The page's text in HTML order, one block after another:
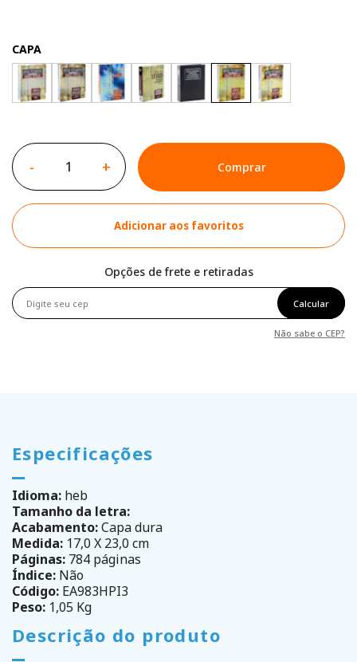
CAPA
- + Comprar
Adicionar aos favoritos
Opções de frete e retiradas
Calcular
Não sabe o CEP?
Especificações
Idioma: heb
Tamanho da letra:
Acabamento:Capa dura
Medida: 17,0 X 23,0 cm
Páginas: 784 páginas
Índice: Não
Código: EA983HPI3
Peso: 1,05 Kg
Descrição do produto